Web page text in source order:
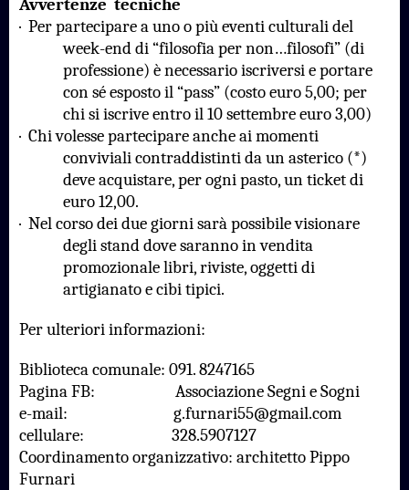
Avvertenze tecniche
· Per partecipare a uno o più eventi culturali del
week-end di “filosofia per non…filosofi” (di
professione) è necessario iscriversi e portare
con sé esposto il “pass” (costo euro 5,00; per
chi si iscrive entro il 10 settembre euro 3,00)
· Chi volesse partecipare anche ai momenti
conviviali contraddistinti da un asterico (*)
deve acquistare, per ogni pasto, un ticket di
euro 12,00.
· Nel corso dei due giorni sarà possibile visionare
degli stand dove saranno in vendita
promozionale libri, riviste, oggetti di
artigianato e cibi tipici.
Per ulteriori informazioni:
Biblioteca comunale: 091. 8247165
Pagina FB:
Associazione Segni e Sogni
e-mail:
g.furnari55@gmail.com
cellulare:
328.5907127
Coordinamento organizzativo: architetto Pippo
Furnari